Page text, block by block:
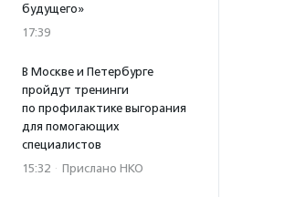
будущего»
17:39
В Москве и Петербурге
пройдут тренинги
по профилактике выгорания
для помогающих
специалистов
15:32 · Прислано НКО